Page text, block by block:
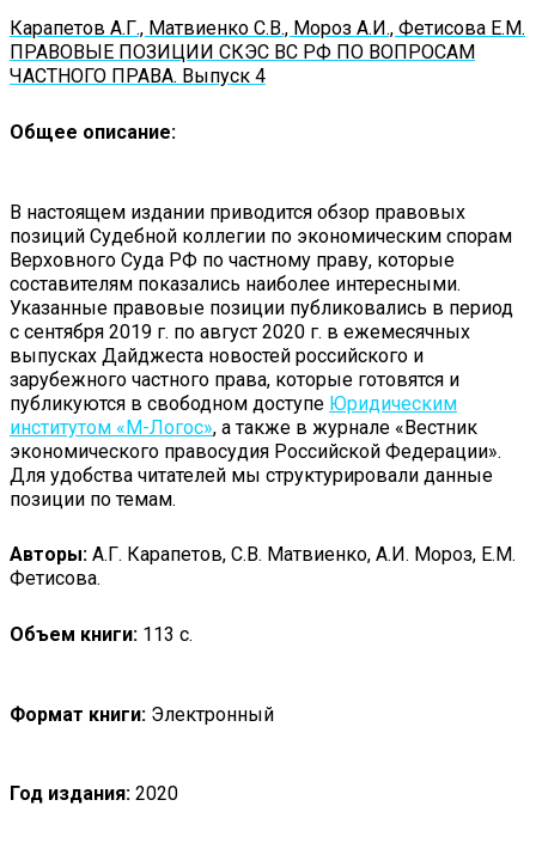
Карапетов А.Г., Матвиенко С.В., Мороз А.И., Фетисова Е.М.
ПРАВОВЫЕ ПОЗИЦИИ СКЭС ВС РФ ПО ВОПРОСАМ
ЧАСТНОГО ПРАВА. Выпуск 4
Общее описание:
В настоящем издании приводится обзор правовых
позиций Судебной коллегии по экономическим спорам
Верховного Суда РФ по частному праву, которые
составителям показались наиболее интересными.
Указанные правовые позиции публиковались в период
с сентября 2019 г. по август 2020 г. в ежемесячных
выпусках Дайджеста новостей российского и
зарубежного частного права, которые готовятся и
публикуются в свободном доступе Юридическим
институтом «М-Логос», а также в журнале «Вестник
экономического правосудия Российской Федерации».
Для удобства читателей мы структурировали данные
позиции по темам.
Авторы: А.Г. Карапетов, С.В. Матвиенко, А.И. Мороз, Е.М.
Фетисова.
Объем книги: 113 с.
Формат книги: Электронный
Год издания: 2020